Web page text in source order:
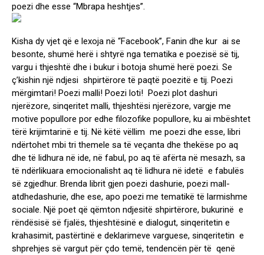
poezi dhe esse “Mbrapa heshtjes”.
Kisha dy vjet që e lexoja në “Facebook”, Fanin dhe kur ai se
besonte, shumë herë i shtyrë nga tematika e poezisë së tij,
vargu i thjeshtë dhe i bukur i botoja shumë herë poezi. Se
ç’kishin një ndjesi shpirtërore të paqtë poezitë e tij. Poezi
mërgimtari! Poezi malli! Poezi loti! Poezi plot dashuri
njerëzore, sinqeritet malli, thjeshtësi njerëzore, vargje me
motive popullore por edhe filozofike popullore, ku ai mbështet
tërë krijimtarinë e tij. Në këtë vëllim me poezi dhe esse, libri
ndërtohet mbi tri themele sa të veçanta dhe thekëse po aq
dhe të lidhura në ide, në fabul, po aq të afërta në mesazh, sa
të ndërlikuara emocionalisht aq të lidhura në idetë e fabulës
së zgjedhur. Brenda librit gjen poezi dashurie, poezi mall-
atdhedashurie, dhe ese, apo poezi me tematikë të larmishme
sociale. Një poet që qëmton ndjesitë shpirtërore, bukurinë e
rëndësisë së fjalës, thjeshtësinë e dialogut, sinqeritetin e
krahasimit, pastërtinë e deklarimeve varguese, sinqeritetin e
shprehjes së vargut për çdo temë, tendencën për të qenë